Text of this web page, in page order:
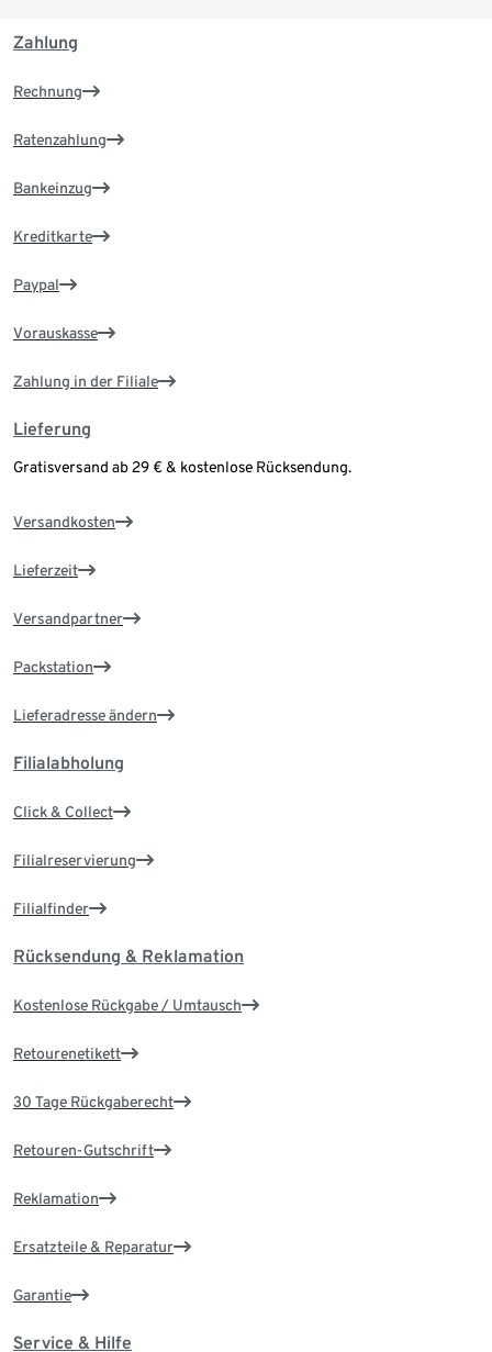
Zahlung
Rechnung
Ratenzahlung
Bankeinzug
Kreditkarte
Paypal
Vorauskasse
Zahlung in der Filiale
Lieferung
Gratisversand ab 29 € & kostenlose Rücksendung.
Versandkosten
Lieferzeit
Versandpartner
Packstation
Lieferadresse ändern
Filialabholung
Click & Collect
Filialreservierung
Filialfinder
Rücksendung & Reklamation
Kostenlose Rückgabe / Umtausch
Retourenetikett
30 Tage Rückgaberecht
Retouren-Gutschrift
Reklamation
Ersatzteile & Reparatur
Garantie
Service & Hilfe